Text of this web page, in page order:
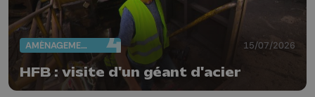
AMÉNAGEMENT DU TERRITOIRE 15/07/2026
HFB : visite d'un géant d'acier